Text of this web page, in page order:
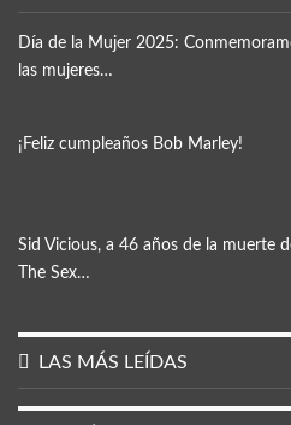
Día de la Mujer 2025:
las mujeres…
¡Feliz cumpleaños Bob Marley!
Sid Vicious, a 46 años de la muerte
The Sex…
LAS MÁS LEÍDAS